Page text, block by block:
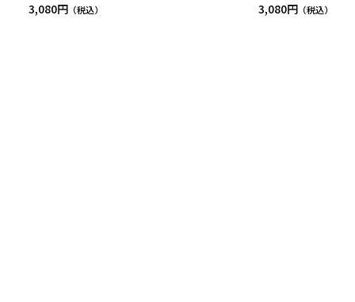
3,080円 3,080円